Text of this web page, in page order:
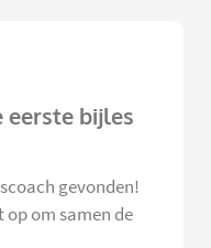
eerste bijles
gevonden!
om samen de